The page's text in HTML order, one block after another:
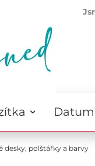
desky, polštářky a barvy